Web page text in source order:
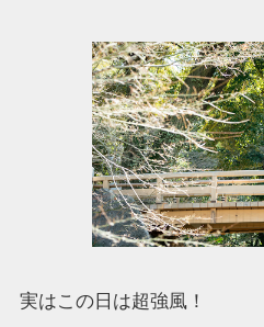
実はこの日は超強風！